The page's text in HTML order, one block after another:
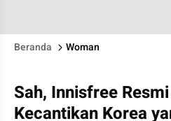
Beranda Woman
Sah, Innisfree
Kecantikan Korea